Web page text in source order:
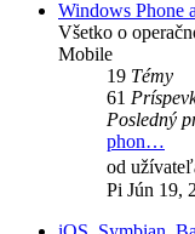
Windows Phone
Všetko o
Mobile
19 Témy
61
Posledný
phon…
od
Pi Jún 19,